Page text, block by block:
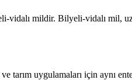
mildir. Bilyeli-vidalı mil,
uygulamaları için aynı